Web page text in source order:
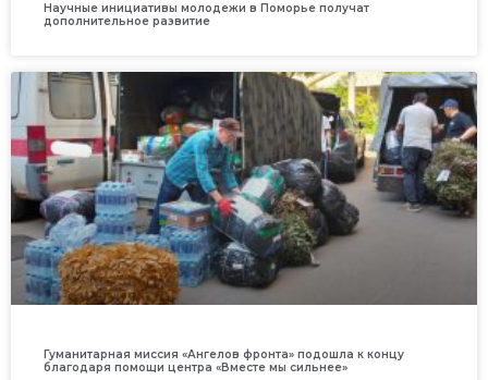
Научные инициативы молодежи в Поморье получат
дополнительное развитие
Гуманитарная миссия «Ангелов фронта» подошла к концу
благодаря помощи центра «Вместе мы сильнее»